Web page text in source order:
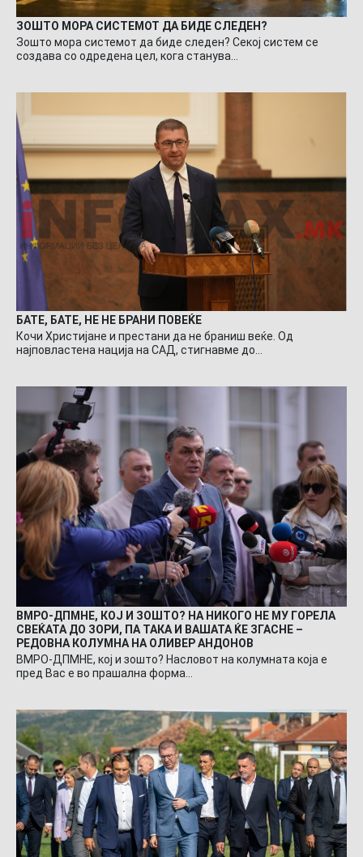
ЗОШТО МОРА СИСТЕМОТ ДА БИДЕ СЛЕДЕН?
Зошто мора системот да биде следен? Секој систем се
создава со одредена цел, кога станува…
БАТЕ, БАТЕ, НЕ НЕ БРАНИ ПОВЕЌЕ
Кочи Христијане и престани да не браниш веќе. Од
најповластена нација на САД, стигнавме до…
ВМРО-ДПМНЕ, КОЈ И ЗОШТО? НА НИКОГО НЕ МУ ГОРЕЛА
СВЕЌАТА ДО ЗОРИ, ПА ТАКА И ВАШАТА ЌЕ ЗГАСНЕ –
РЕДОВНА КОЛУМНА НА ОЛИВЕР АНДОНОВ
ВМРО-ДПМНЕ, кој и зошто? Насловот на колумната која е
пред Вас е во прашална форма…